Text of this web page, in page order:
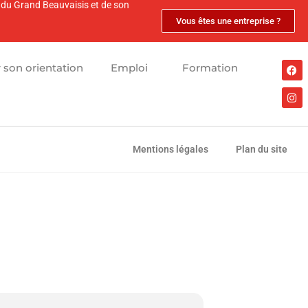
Grand Beauvaisis et de son
Vous êtes une entreprise ?
son orientation Emploi Formation
Mentions légales Plan du site